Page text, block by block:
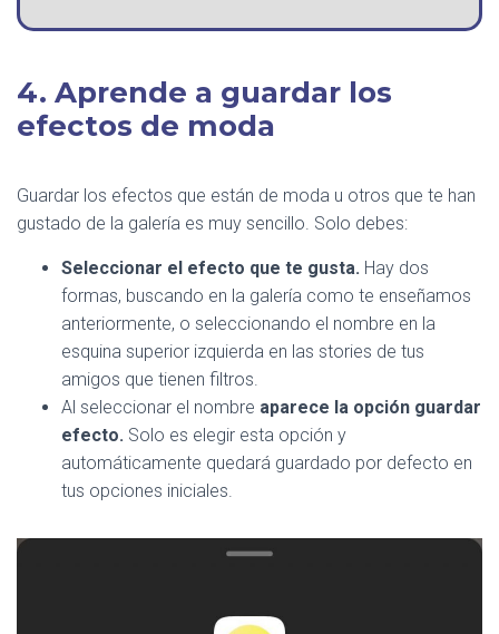
4. Aprende a guardar los
efectos de moda
Guardar los efectos que están de moda u otros que te han
gustado de la galería es muy sencillo. Solo debes:
Seleccionar el efecto que te gusta. Hay dos
formas, buscando en la galería como te enseñamos
anteriormente, o seleccionando el nombre en la
esquina superior izquierda en las stories de tus
amigos que tienen filtros.
Al seleccionar el nombre aparece la opción guardar
efecto. Solo es elegir esta opción y
automáticamente quedará guardado por defecto en
tus opciones iniciales.